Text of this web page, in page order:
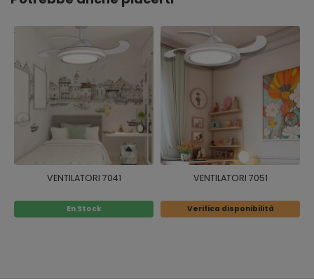
VENTILATORI 7041
En Stock
VENTILATORI 7051
Verifica disponibilità